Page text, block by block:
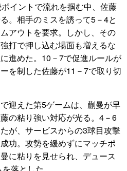
イントで流れを掴む中、佐藤
。相手のミスを誘って5－4と
アウトを要求。しかし、その
打で押し込む場面も増えるな
進めた。10－7で促進ルールが
を制した佐藤が11－7で取り切
迎えた第5ゲームは、蒯曼が早
の粘り強い対応が光る。4－6
が、サービスからの3球目攻撃
功。攻勢を緩めずにマッチポ
に粘りを見せられ、デュース